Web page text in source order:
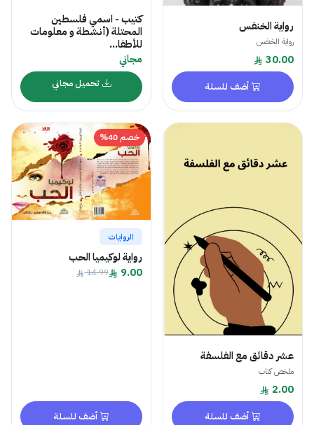
رواية الخنفس
رواية الخنفس
30.00
أضف للسلة
كتيب - اسمي فلسطين
المحتلة (أنشطة و معلومات
للأطفا...
مجاني
تحميل مجاني
عشر دقائق مع الفلسفة
ملخص كتاب
2.00
أضف للسلة
خصم 40%
الروايات
رواية لوكيميا الحب
9.00
14.99
أضف للسلة